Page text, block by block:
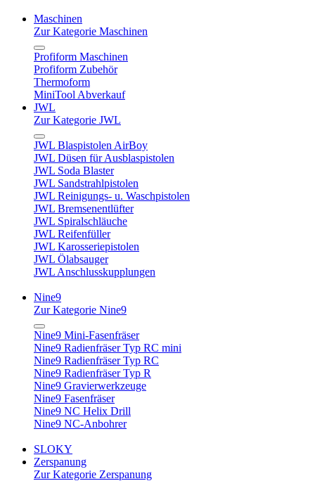
Maschinen
Zur Kategorie Maschinen
Profiform Maschinen
Profiform Zubehör
Thermoform
MiniTool Abverkauf
JWL
Zur Kategorie JWL
JWL Blaspistolen AirBoy
JWL Düsen für Ausblaspistolen
JWL Soda Blaster
JWL Sandstrahlpistolen
JWL Reinigungs- u. Waschpistolen
JWL Bremsenentlüfter
JWL Spiralschläuche
JWL Reifenfüller
JWL Karosseriepistolen
JWL Ölabsauger
JWL Anschlusskupplungen
Nine9
Zur Kategorie Nine9
Nine9 Mini-Fasenfräser
Nine9 Radienfräser Typ RC mini
Nine9 Radienfräser Typ RC
Nine9 Radienfräser Typ R
Nine9 Gravierwerkzeuge
Nine9 Fasenfräser
Nine9 NC Helix Drill
Nine9 NC-Anbohrer
SLOKY
Zerspanung
Zur Kategorie Zerspanung